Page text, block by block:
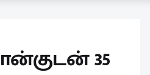
35